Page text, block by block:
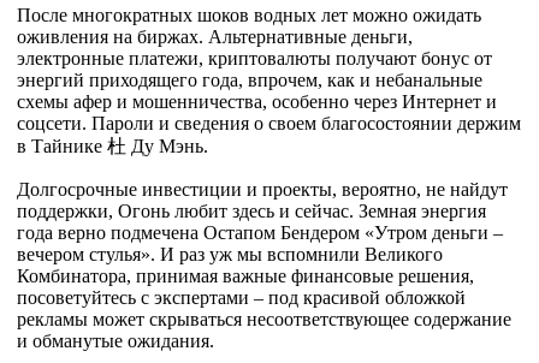
После многократных шоков водных лет можно ожидать
оживления на биржах. Альтернативные деньги,
электронные платежи, криптовалюты получают бонус от
энергий приходящего года, впрочем, как и небанальные
схемы афер и мошенничества, особенно через Интернет и
соцсети. Пароли и сведения о своем благосостоянии держим
в Тайнике 杜 Ду Мэнь.
Долгосрочные инвестиции и проекты, вероятно, не найдут
поддержки, Огонь любит здесь и сейчас. Земная энергия
года верно подмечена Остапом Бендером «Утром деньги –
вечером стулья». И раз уж мы вспомнили Великого
Комбинатора, принимая важные финансовые решения,
посоветуйтесь с экспертами – под красивой обложкой
рекламы может скрываться несоответствующее содержание
и обманутые ожидания.